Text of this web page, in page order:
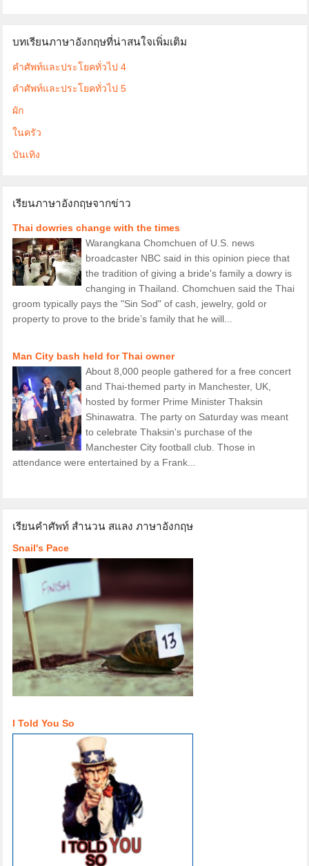
บทเรียนภาษาอังกฤษที่น่าสนใจเพิ่มเติม
คำศัพท์และประโยคทั่วไป 4
คำศัพท์และประโยคทั่วไป 5
ผัก
ในครัว
บันเทิง
เรียนภาษาอังกฤษจากข่าว
Thai dowries change with the times
Warangkana Chomchuen of U.S. news
broadcaster NBC said in this opinion piece that
the tradition of giving a bride's family a dowry is
changing in Thailand. Chomchuen said the Thai
groom typically pays the "Sin Sod" of cash, jewelry, gold or
property to prove to the bride’s family that he will...
Man City bash held for Thai owner
About 8,000 people gathered for a free concert
and Thai-themed party in Manchester, UK,
hosted by former Prime Minister Thaksin
Shinawatra. The party on Saturday was meant
to celebrate Thaksin's purchase of the
Manchester City football club. Those in
attendance were entertained by a Frank...
เรียนคำศัพท์ สำนวน สแลง ภาษาอังกฤษ
Snail's Pace
I Told You So